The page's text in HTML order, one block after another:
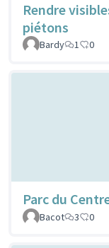
Rendre
piétons
Bardy
1 0
Parc du
Bacot
3 0